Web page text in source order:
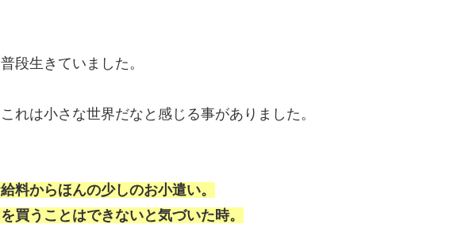
段生きていました。
れは小さな世界だなと感じる事がありました。
料からほんの少しのお小遣い。
買うことはできないと気づいた時。